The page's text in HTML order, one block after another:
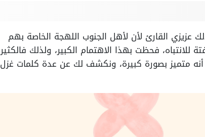
عزيزي القارئ لأن لأهل الجنوب اللهجة الخاصة بهم
للانتباه، فحظت بهذا الاهتمام الكبير، ولذلك فالكثير
متميز بصورة كبيرة، ونكشف لك عن عدة كلمات غزل